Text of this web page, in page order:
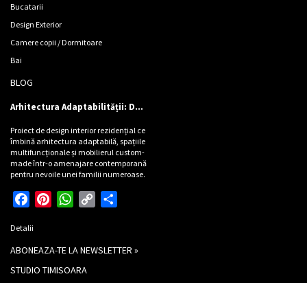
Bucatarii
Design Exterior
Camere copii / Dormitoare
Bai
BLOG
Arhitectura Adaptabilității: Design de locuință pentru Cinci Personalități
Proiect de design interior rezidențial ce
îmbină arhitectura adaptabilă, spațiile
multifuncționale și mobilierul custom-
made într-o amenajare contemporană
pentru nevoile unei familii numeroase.
FacebookPinterestWhatsApp
Copy
Detalii
ABONEAZA-TE LA NEWSLETTER »
STUDIO TIMISOARA